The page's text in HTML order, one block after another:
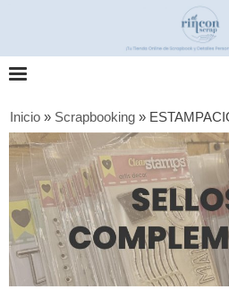
Inicio » Scrapbooking »